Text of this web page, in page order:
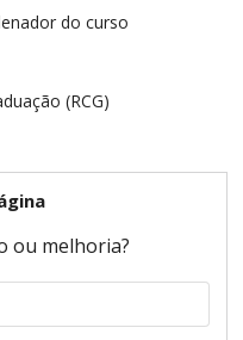
do curso
(RCG)
ou melhoria?